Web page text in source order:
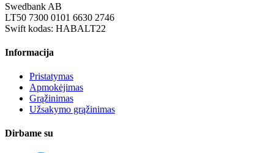
Swedbank AB
LT50 7300 0101 6630 2746
Swift kodas: HABALT22
Informacija
Pristatymas
Apmokėjimas
Grąžinimas
Užsakymo grąžinimas
Dirbame su